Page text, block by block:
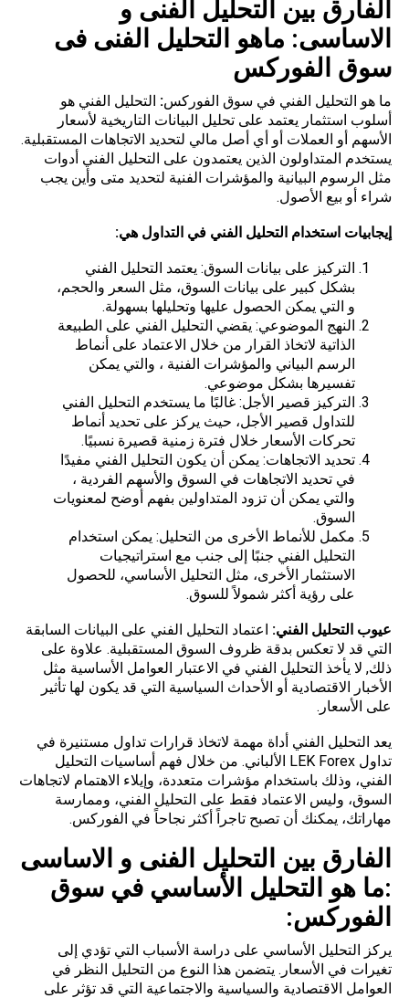
الفارق بين التحليل الفنى و
الاساسى: ماهو التحليل الفنى فى
سوق الفوركس
ما هو التحليل الفني في سوق الفوركس: التحليل الفني هو
أسلوب استثمار يعتمد على تحليل البيانات التاريخية لأسعار
الأسهم أو العملات أو أي أصل مالي لتحديد الاتجاهات المستقبلية.
يستخدم المتداولون الذين يعتمدون على التحليل الفني أدوات
مثل الرسوم البيانية والمؤشرات الفنية لتحديد متى وأين يجب
شراء أو بيع الأصول.
إيجابيات استخدام التحليل الفني في التداول هي:
التركيز على بيانات السوق: يعتمد التحليل الفني
بشكل كبير على بيانات السوق، مثل السعر والحجم،
و التي يمكن الحصول عليها وتحليلها بسهولة.
النهج الموضوعي: يقضي التحليل الفني على الطبيعة
الذاتية لاتخاذ القرار من خلال الاعتماد على أنماط
الرسم البياني والمؤشرات الفنية ، والتي يمكن
تفسيرها بشكل موضوعي.
التركيز قصير الأجل: غالبًا ما يستخدم التحليل الفني
للتداول قصير الأجل، حيث يركز على تحديد أنماط
تحركات الأسعار خلال فترة زمنية قصيرة نسبيًا.
تحديد الاتجاهات: يمكن أن يكون التحليل الفني مفيدًا
في تحديد الاتجاهات في السوق والأسهم الفردية ،
والتي يمكن أن تزود المتداولين بفهم أوضح لمعنويات
السوق.
مكمل للأنماط الأخرى من التحليل: يمكن استخدام
التحليل الفني جنبًا إلى جنب مع استراتيجيات
الاستثمار الأخرى، مثل التحليل الأساسي، للحصول
على رؤية أكثر شمولاً للسوق.
عيوب التحليل الفني: اعتماد التحليل الفني على البيانات السابقة
التي قد لا تعكس بدقة ظروف السوق المستقبلية. علاوة على
ذلك, لا يأخذ التحليل الفني في الاعتبار العوامل الأساسية مثل
الأخبار الاقتصادية أو الأحداث السياسية التي قد يكون لها تأثير
على الأسعار.
يعد التحليل الفني أداة مهمة لاتخاذ قرارات تداول مستنيرة في
تداول LEK Forex الألباني. من خلال فهم أساسيات التحليل
الفني، وذلك باستخدام مؤشرات متعددة، وإيلاء الاهتمام لاتجاهات
السوق، وليس الاعتماد فقط على التحليل الفني، وممارسة
مهاراتك، يمكنك أن تصبح تاجراً أكثر نجاحاً في الفوركس.
الفارق بين التحليل الفنى و الاساسى
:ما هو التحليل الأساسي في سوق
الفوركس:
يركز التحليل الأساسي على دراسة الأسباب التي تؤدي إلى
تغيرات في الأسعار. يتضمن هذا النوع من التحليل النظر في
العوامل الاقتصادية والسياسية والاجتماعية التي قد تؤثر على